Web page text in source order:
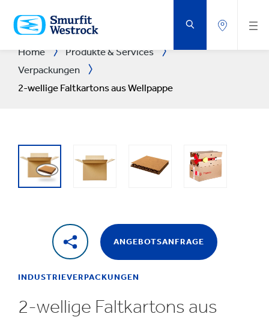
HAUPTINHALT
SPRINGEN
Home
Produkte & Services
Verpackungen
2-wellige Faltkartons aus Wellpappe
ANGEBOTSANFRAGE
INDUSTRIEVERPACKUNGEN
2-wellige Faltkartons aus